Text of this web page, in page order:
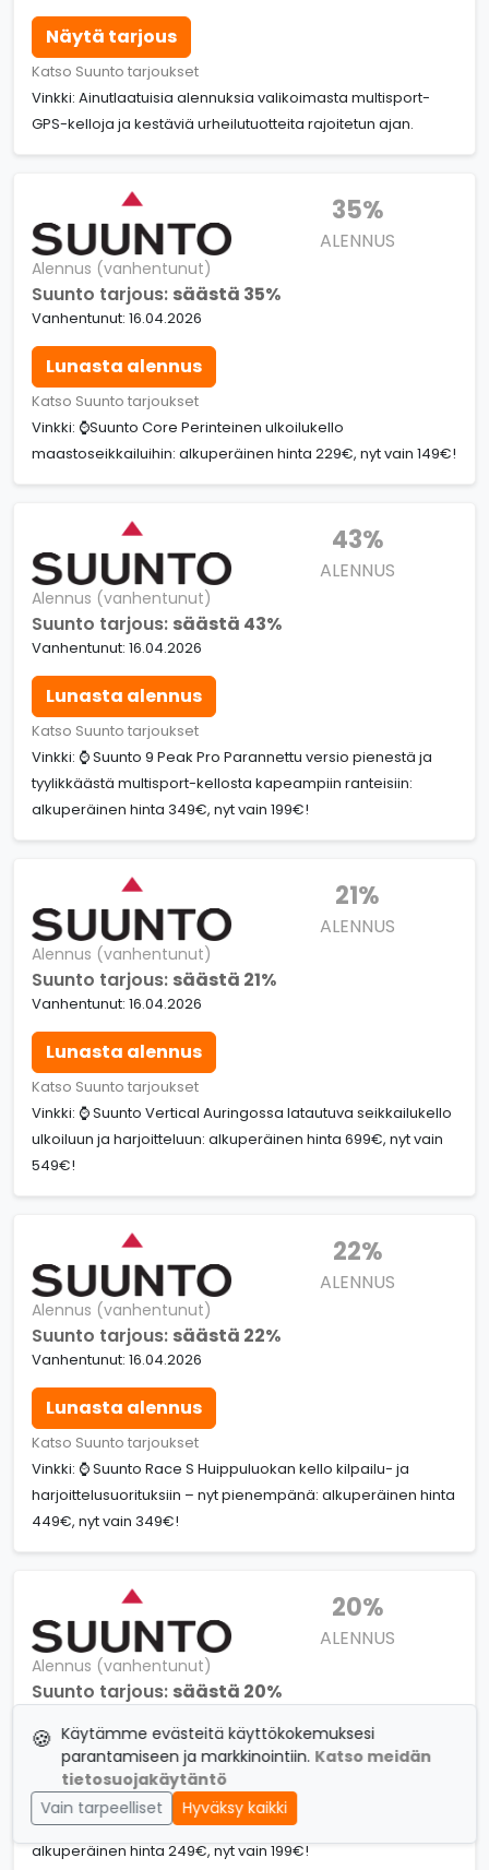
🍪 Käytämme evästeitä käyttökokemuksesi
parantamiseen ja markkinointiin. Katso meidän
tietosuojakäytäntö
Vain tarpeelliset
Hyväksy kaikki
Näytä tarjous
Katso Suunto tarjoukset
Vinkki: Ainutlaatuisia alennuksia valikoimasta multisport-
GPS-kelloja ja kestäviä urheilutuotteita rajoitetun ajan.
35%
ALENNUS
Alennus (vanhentunut)
Suunto tarjous: säästä 35%
Vanhentunut: 16.04.2026
Lunasta alennus
Katso Suunto tarjoukset
Vinkki: ⌚Suunto Core Perinteinen ulkoilukello
maastoseikkailuihin: alkuperäinen hinta 229€, nyt vain 149€!
43%
ALENNUS
Alennus (vanhentunut)
Suunto tarjous: säästä 43%
Vanhentunut: 16.04.2026
Lunasta alennus
Katso Suunto tarjoukset
Vinkki: ⌚ Suunto 9 Peak Pro Parannettu versio pienestä ja
tyylikkäästä multisport-kellosta kapeampiin ranteisiin:
alkuperäinen hinta 349€, nyt vain 199€!
21%
ALENNUS
Alennus (vanhentunut)
Suunto tarjous: säästä 21%
Vanhentunut: 16.04.2026
Lunasta alennus
Katso Suunto tarjoukset
Vinkki: ⌚ Suunto Vertical Auringossa latautuva seikkailukello
ulkoiluun ja harjoitteluun: alkuperäinen hinta 699€, nyt vain
549€!
22%
ALENNUS
Alennus (vanhentunut)
Suunto tarjous: säästä 22%
Vanhentunut: 16.04.2026
Lunasta alennus
Katso Suunto tarjoukset
Vinkki: ⌚ Suunto Race S Huippuluokan kello kilpailu- ja
harjoittelusuorituksiin – nyt pienempänä: alkuperäinen hinta
449€, nyt vain 349€!
20%
ALENNUS
Alennus (vanhentunut)
Suunto tarjous: säästä 20%
Lunasta alennus
Katso Suunto tarjoukset
Vinkki: ⌚ Suunto Run Kevyt urheilukello juoksijoille:
alkuperäinen hinta 249€, nyt vain 199€!